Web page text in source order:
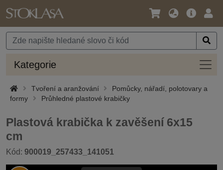
Jazyk
Měna
Hlavní
Kategorie
Tvoření a aranžování
Pomůcky, nářadí, polotovary a
formy
Průhledné plastové krabičky
Plastová krabička k zavěšení 6x15
cm
Kód: 900019_257433_141051